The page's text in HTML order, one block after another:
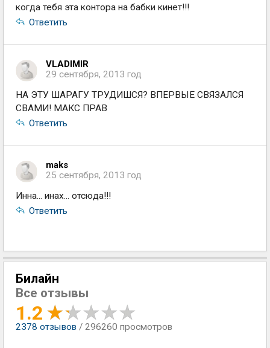
когда тебя эта контора на бабки кинет!!!
Ответить
VLADIMIR
29 сентября, 2013 год
НА ЭТУ ШАРАГУ ТРУДИШСЯ? ВПЕРВЫЕ СВЯЗАЛСЯ
СВАМИ! МАКС ПРАВ
Ответить
maks
25 сентября, 2013 год
Инна... инах... отсюда!!!
Ответить
Билайн
Все отзывы
1.2
2378 отзывов / 296260 просмотров